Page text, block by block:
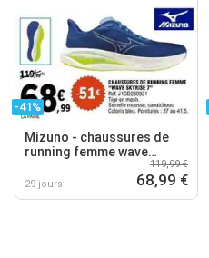
-41%
Mizuno - chaussures de
running femme wave
29 jours
119,99 €
68,99 €